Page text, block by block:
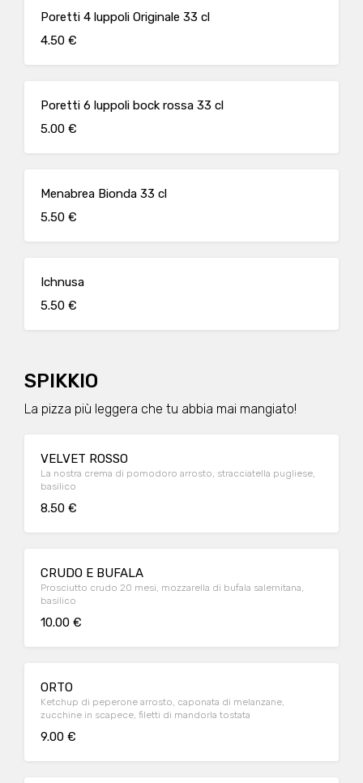
Poretti 4 luppoli Originale 33 cl
4.50 €
Poretti 6 luppoli bock rossa 33 cl
5.00 €
Menabrea Bionda 33 cl
5.50 €
Ichnusa
5.50 €
SPIKKIO
La pizza più leggera che tu abbia mai mangiato!
VELVET ROSSO
La nostra crema di pomodoro arrosto, stracciatella pugliese,
basilico
8.50 €
CRUDO E BUFALA
Prosciutto crudo 20 mesi, mozzarella di bufala salernitana,
basilico
10.00 €
ORTO
Ketchup di peperone arrosto, caponata di melanzane,
zucchine in scapece, filetti di mandorla tostata
9.00 €